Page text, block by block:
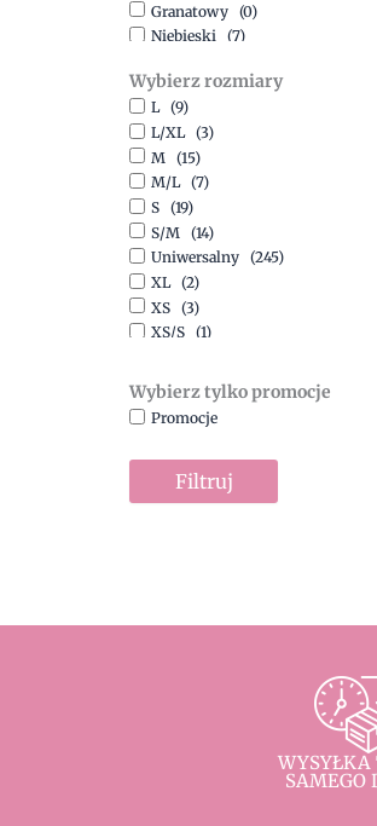
Granatowy (0)
Niebieski (7)
Pomarańczowy
(2)
Różowy
Srebrny
Szary
Turkusowy
Zielony
Złoty
(1)
Wybierz rozmiary
L (9)
L/XL (3)
M (15)
M/L (7)
S (19)
S/M (14)
Uniwersalny (245)
XL (2)
XS (3)
XS/S (1)
Wybierz tylko promocje
Promocje
Filtruj
WYSYŁKA
SAMEGO